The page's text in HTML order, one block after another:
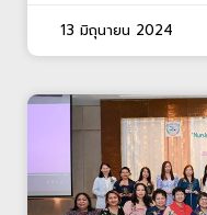
13 มิถุนายน 2024